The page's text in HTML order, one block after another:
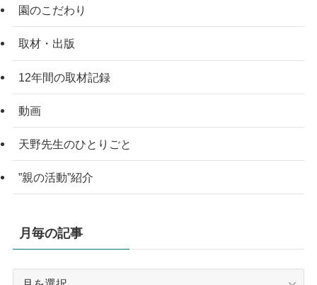
園のこだわり
取材・出版
12年間の取材記録
動画
天野先生のひとりごと
”親の活動”紹介
月毎の記事